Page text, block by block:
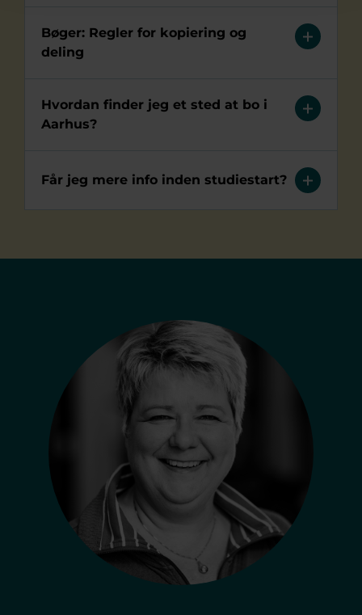
Bøger: Regler for kopiering og
deling
Hvordan finder jeg et sted at bo i
Aarhus?
Får jeg mere info inden studiestart?